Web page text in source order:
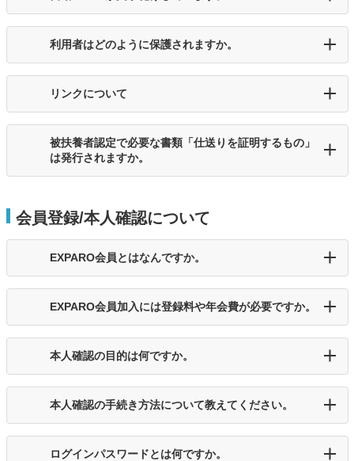
利用者はどのように保護されますか。
リンクについて
被扶養者認定で必要な書類「仕送りを証明するもの」
は発行されますか。
会員登録/本人確認について
EXPARO会員とはなんですか。
EXPARO会員加入には登録料や年会費が必要ですか。
本人確認の目的は何ですか。
本人確認の手続き方法について教えてください。
ログインパスワードとは何ですか。